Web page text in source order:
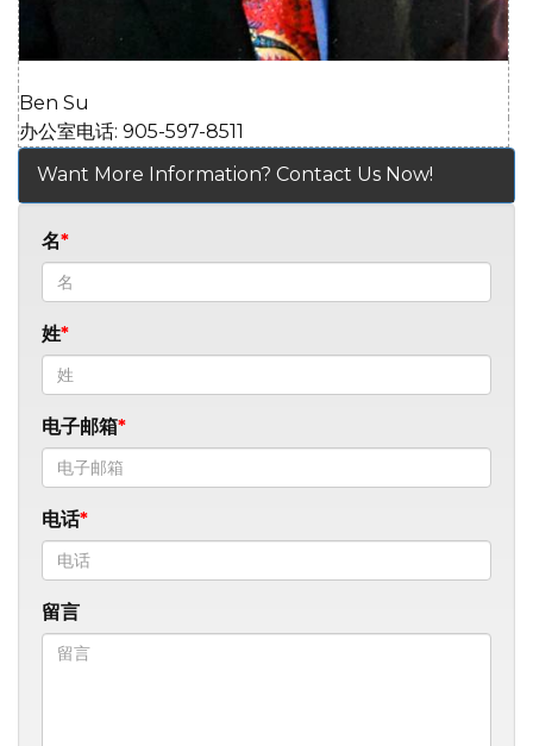
Ben Su
办公室电话: 905-597-8511
Want More Information? Contact Us Now!
名
姓
电子邮箱
电话
留言